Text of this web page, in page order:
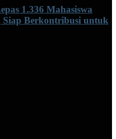
1.336 Mahasiswa
Berkontribusi untuk